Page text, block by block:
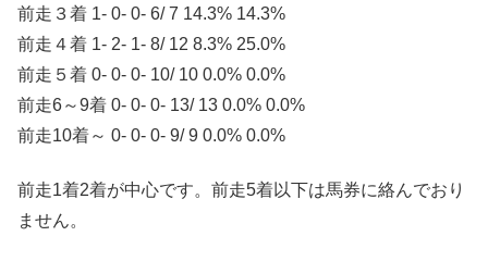
前走３着 1- 0- 0- 6/ 7 14.3% 14.3%
前走４着 1- 2- 1- 8/ 12 8.3% 25.0%
前走５着 0- 0- 0- 10/ 10 0.0% 0.0%
前走6～9着 0- 0- 0- 13/ 13 0.0% 0.0%
前走10着～ 0- 0- 0- 9/ 9 0.0% 0.0%
前走1着2着が中心です。前走5着以下は馬券に絡んでおり
ません。